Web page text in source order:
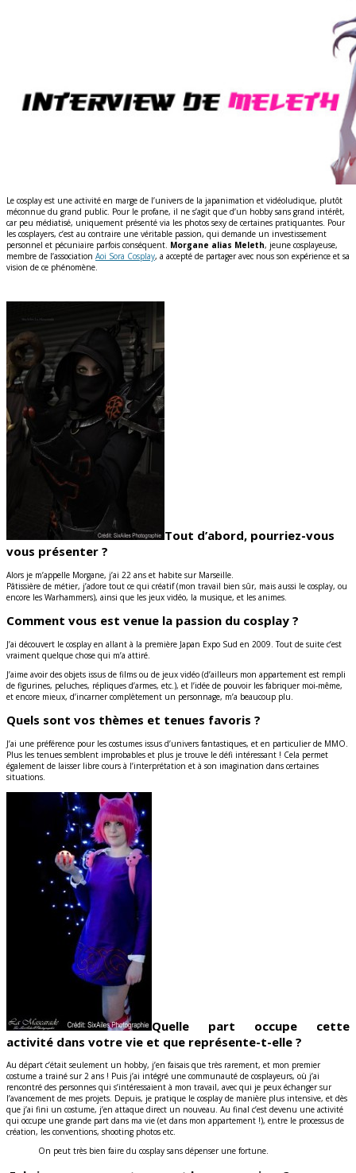
Le cosplay est une activité en marge de l’univers de la japanimation et vidéoludique, plutôt
méconnue du grand public. Pour le profane, il ne s’agit que d’un hobby sans grand intérêt,
car peu médiatisé, uniquement présenté via les photos sexy de certaines pratiquantes. Pour
les cosplayers, c’est au contraire une véritable passion, qui demande un investissement
personnel et pécuniaire parfois conséquent. Morgane alias Meleth, jeune cosplayeuse,
membre de l’association Aoi Sora Cosplay, a accepté de partager avec nous son expérience et sa
vision de ce phénomène.
Tout d’abord, pourriez-vous
vous présenter ?
Alors je m’appelle Morgane, j’ai 22 ans et habite sur Marseille.
Pâtissière de métier, j’adore tout ce qui créatif (mon travail bien sûr, mais aussi le cosplay, ou
encore les Warhammers), ainsi que les jeux vidéo, la musique, et les animes.
Comment vous est venue la passion du cosplay ?
J’ai découvert le cosplay en allant à la première Japan Expo Sud en 2009. Tout de suite c’est
vraiment quelque chose qui m’a attiré.
J’aime avoir des objets issus de films ou de jeux vidéo (d’ailleurs mon appartement est rempli
de figurines, peluches, répliques d’armes, etc.), et l’idée de pouvoir les fabriquer moi-même,
et encore mieux, d’incarner complètement un personnage, m’a beaucoup plu.
Quels sont vos thèmes et tenues favoris ?
J’ai une préférence pour les costumes issus d’univers fantastiques, et en particulier de MMO.
Plus les tenues semblent improbables et plus je trouve le défi intéressant ! Cela permet
également de laisser libre cours à l’interprétation et à son imagination dans certaines
situations.
Quelle part occupe cette
activité dans votre vie et que représente-t-elle ?
Au départ c’était seulement un hobby, j’en faisais que très rarement, et mon premier
costume a trainé sur 2 ans ! Puis j’ai intégré une communauté de cosplayeurs, où j’ai
rencontré des personnes qui s’intéressaient à mon travail, avec qui je peux échanger sur
l’avancement de mes projets. Depuis, je pratique le cosplay de manière plus intensive, et dès
que j’ai fini un costume, j’en attaque direct un nouveau. Au final c’est devenu une activité
qui occupe une grande part dans ma vie (et dans mon appartement !), entre le processus de
création, les conventions, shooting photos etc.
On peut très bien faire du cosplay sans dépenser une fortune.